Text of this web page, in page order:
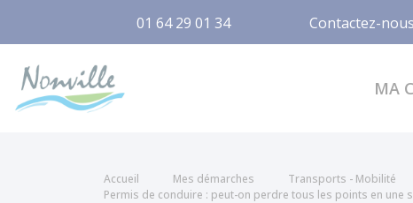
01 64 29 01 34 Contactez-nous
MA
Accueil Mes démarches Transports - Mobilité
Permis de conduire : peut-on perdre tous les points en une